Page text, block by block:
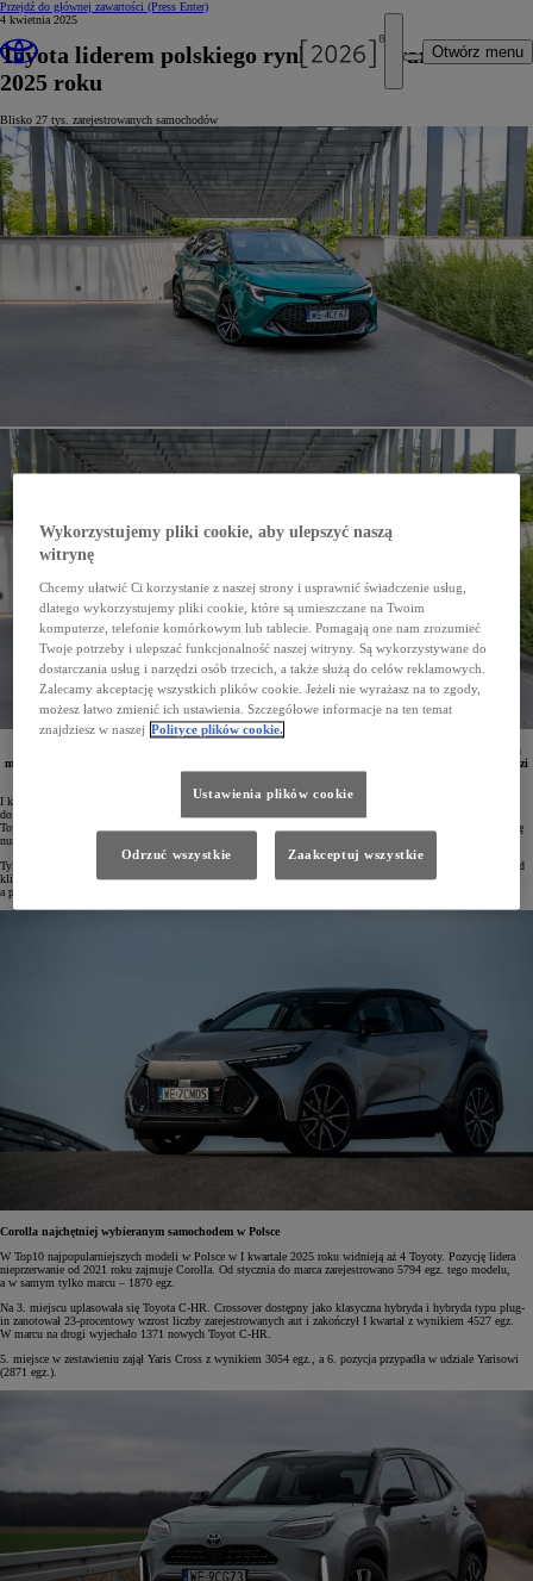
Przejdź do głównej zawartości (Press Enter)
Otwórz menu
4 kwietnia 2025
Toyota liderem polskiego rynku po I kwartale
2025 roku
Blisko 27 tys. zarejestrowanych samochodów
W I kwartale 2025 roku w Polsce zarejestrowano 26 817 osobowych i dostawczych Toyot. Japońska
marka jest liderem zarówno wśród klientów indywidualnych, jak i firm. Aż 5 modeli Toyoty prowadzi
w swoich segmentach, a Corolla jest najchętniej wybieranym samochodem na polskim rynku.
I kwartał 2025 roku Toyota zakończyła na pozycji lidera polskiego rynku motoryzacyjnego. Od stycznia
do marca w naszym kraju zarejestrowano 26 817 samochodów osobowych i dostawczych tej marki. Udział
Toyoty w rynku wyniósł 16,9%, co jest wynikiem blisko dwukrotnie lepszym niż marki, która zajęła pozycję
numer dwa.
Tylko w marcu z salonów Toyoty w Polsce wyjechało 8436 pojazdów. Marka była numerem 1 zarówno wśród
klientów indywidualnych, jak i firm. Osoby prywatne zarejestrowały w tym czasie 2513 Toyot,
a przedsiębiorstwa – 5923.
Corolla najchętniej wybieranym samochodem w Polsce
W Top10 najpopularniejszych modeli w Polsce w I kwartale 2025 roku widnieją aż 4 Toyoty. Pozycję lidera
nieprzerwanie od 2021 roku zajmuje Corolla. Od stycznia do marca zarejestrowano 5794 egz. tego modelu,
a w samym tylko marcu – 1870 egz.
Na 3. miejscu uplasowała się Toyota C-HR. Crossover dostępny jako klasyczna hybryda i hybryda typu plug-
in zanotował 23-procentowy wzrost liczby zarejestrowanych aut i zakończył I kwartał z wynikiem 4527 egz.
W marcu na drogi wyjechało 1371 nowych Toyot C-HR.
5. miejsce w zestawieniu zajął Yaris Cross z wynikiem 3054 egz., a 6. pozycja przypadła w udziale Yarisowi
(2871 egz.).
Wykorzystujemy pliki cookie, aby ulepszyć naszą
witrynę
Chcemy ułatwić Ci korzystanie z naszej strony i usprawnić świadczenie usług,
dlatego wykorzystujemy pliki cookie, które są umieszczane na Twoim
komputerze, telefonie komórkowym lub tablecie. Pomagają one nam zrozumieć
Twoje potrzeby i ulepszać funkcjonalność naszej witryny. Są wykorzystywane do
dostarczania usług i narzędzi osób trzecich, a także służą do celów reklamowych.
Zalecamy akceptację wszystkich plików cookie. Jeżeli nie wyrażasz na to zgody,
możesz łatwo zmienić ich ustawienia. Szczegółowe informacje na ten temat
znajdziesz w naszej Polityce plików cookie.
Ustawienia plików cookie
Odrzuć wszystkie Zaakceptuj wszystkie